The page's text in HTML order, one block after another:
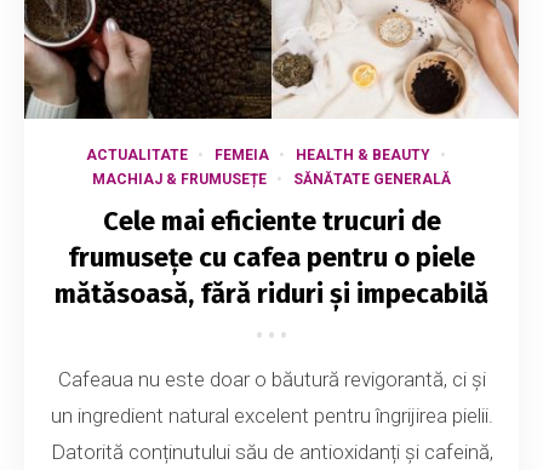
ACTUALITATE FEMEIA
HEALTH & BEAUTY
MACHIAJ & FRUMUSEȚE
SĂNĂTATE GENERALĂ
Cele mai eficiente trucuri de
frumusețe cu cafea pentru o piele
mătăsoasă, fără riduri și impecabilă
Cafeaua nu este doar o băutură revigorantă, ci și
un ingredient natural excelent pentru îngrijirea pielii.
Datorită conținutului său de antioxidanți și cafeină,